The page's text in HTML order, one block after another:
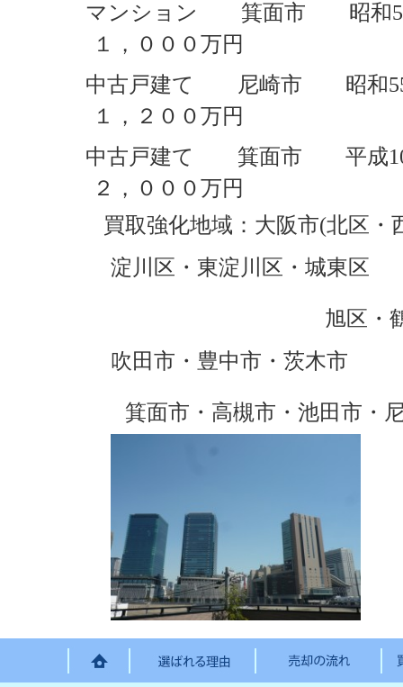
マンション 箕面市 昭
１，０００万円
中古戸建て 尼崎市 昭和
１，２００万円
中古戸建て 箕面市 平成
２，０００万円
買取強化地域：大阪市(北区・
淀川区・東淀川区・城東区
旭区・鶴見区・
吹田市・豊中市・茨木市
箕面市・高槻市・池田市・